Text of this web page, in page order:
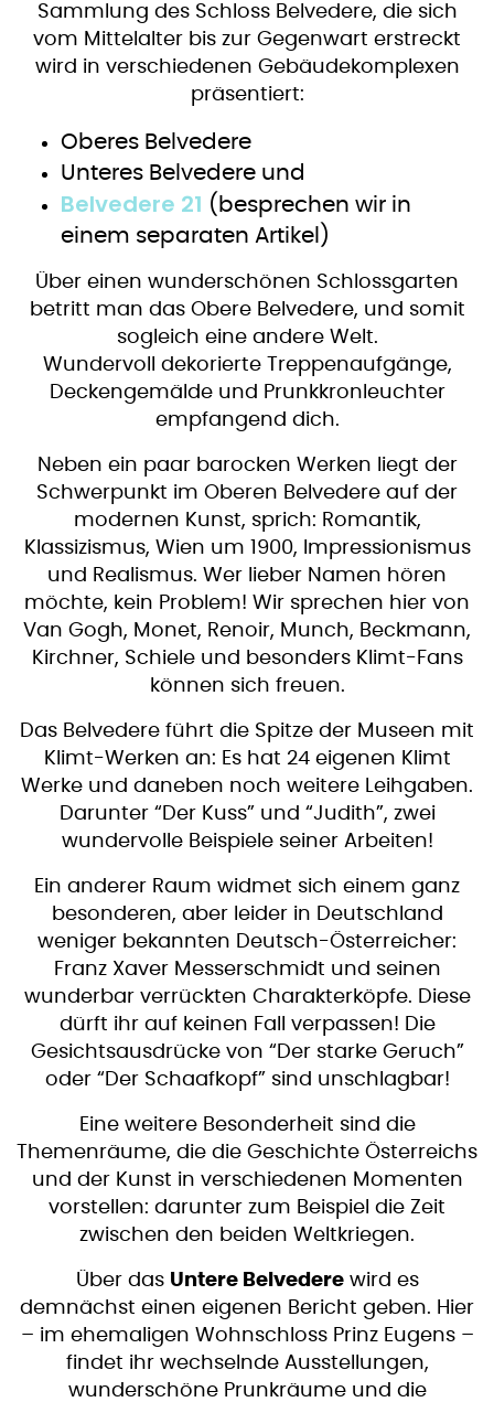
Sammlung des Schloss Belvedere, die sich
vom Mittelalter bis zur Gegenwart erstreckt
wird in verschiedenen Gebäudekomplexen
präsentiert:
Oberes Belvedere
Unteres Belvedere und
Belvedere 21 (besprechen wir in
einem separaten Artikel)
Über einen wunderschönen Schlossgarten
betritt man das Obere Belvedere, und somit
sogleich eine andere Welt.
Wundervoll dekorierte Treppenaufgänge,
Deckengemälde und Prunkkronleuchter
empfangend dich.
Neben ein paar barocken Werken liegt der
Schwerpunkt im Oberen Belvedere auf der
modernen Kunst, sprich: Romantik,
Klassizismus, Wien um 1900, Impressionismus
und Realismus. Wer lieber Namen hören
möchte, kein Problem! Wir sprechen hier von
Van Gogh, Monet, Renoir, Munch, Beckmann,
Kirchner, Schiele und besonders Klimt-Fans
können sich freuen.
Das Belvedere führt die Spitze der Museen mit
Klimt-Werken an: Es hat 24 eigenen Klimt
Werke und daneben noch weitere Leihgaben.
Darunter “Der Kuss” und “Judith”, zwei
wundervolle Beispiele seiner Arbeiten!
Ein anderer Raum widmet sich einem ganz
besonderen, aber leider in Deutschland
weniger bekannten Deutsch-Österreicher:
Franz Xaver Messerschmidt und seinen
wunderbar verrückten Charakterköpfe. Diese
dürft ihr auf keinen Fall verpassen! Die
Gesichtsausdrücke von “Der starke Geruch”
oder “Der Schaafkopf” sind unschlagbar!
Eine weitere Besonderheit sind die
Themenräume, die die Geschichte Österreichs
und der Kunst in verschiedenen Momenten
vorstellen: darunter zum Beispiel die Zeit
zwischen den beiden Weltkriegen.
Über das Untere Belvederewird es
demnächst einen eigenen Bericht geben. Hier
– im ehemaligen Wohnschloss Prinz Eugens –
findet ihr wechselnde Ausstellungen,
wunderschöne Prunkräume und die